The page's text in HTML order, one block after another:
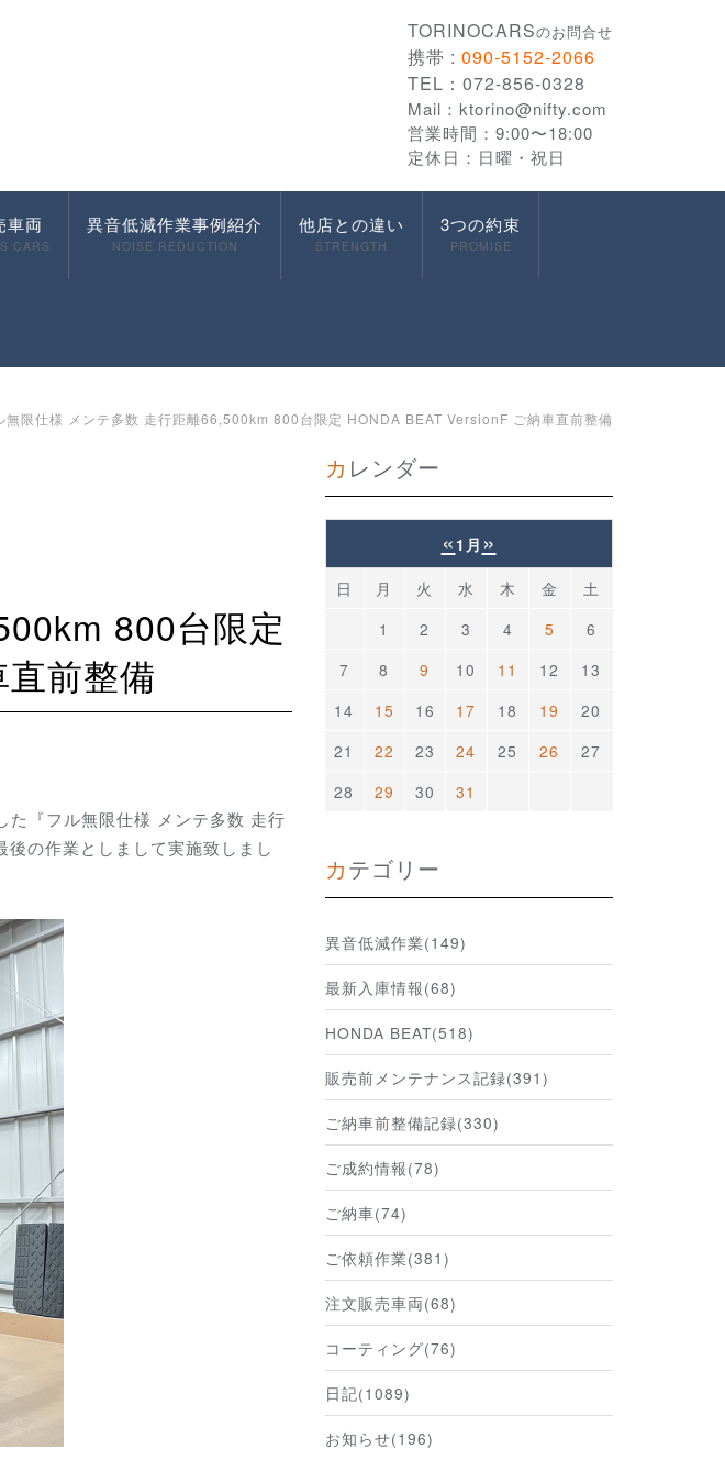
TORINOCARSのお問合せ
携帯 : 090-5152-2066
TEL：072-856-0328
Mail： ktorino@nifty.com
営業時間：9:00〜18:00
定休日：日曜・祝日
車両
CARS
異音低減作業事例紹介
NOISE REDUCTION
他店との違い
STRENGTH
3つの約束
PROMISE
無限仕様 メンテ多数 走行距離66,500km 800台限定 HONDA BEAT VersionF ご納車直前整備
前整備
た『フル無限仕様 メンテ多数 走行
の作業としまして実施致しまし
カレンダー
« 1月 »
日 月 火 水 木 金
土
1
2 3 4 5
6
7
8 9 10 11 12
13
14
15 16 17 18 19
20
21
22 23 24 25 26
27
28
29 30 31
カテゴリー
異音低減作業(149)
最新入庫情報(68)
HONDA BEAT(518)
販売前メンテナンス記録(391)
ご納車前整備記録(330)
ご成約情報(78)
ご納車(74)
ご依頼作業(381)
注文販売車両(68)
コーティング(76)
日記(1089)
お知らせ(196)